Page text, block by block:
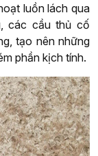
luồn lách qua
các cầu thủ cố
tạo nên những
phần kịch tính.